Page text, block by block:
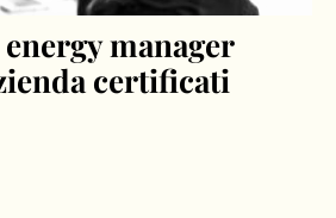
manager
certificati